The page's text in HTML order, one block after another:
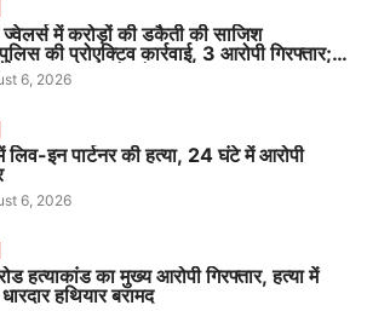
में करोड़ों की डकैती की साजिश
की प्रोएक्टिव कार्रवाई, 3 आरोपी गिरफ्तार;
चाकू और मोबाइल बरामद
6, 2026
लिव-इन पार्टनर की हत्या, 24 घंटे में आरोपी
6, 2026
हत्याकांड का मुख्य आरोपी गिरफ्तार, हत्या में
हथियार बरामद